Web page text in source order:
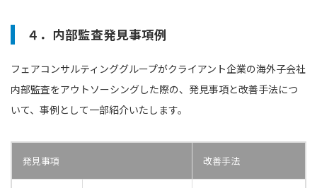
４．内部監査発見事項例
フェアコンサルティンググループがクライアント企業の海外子会社
内部監査をアウトソーシングした際の、発見事項と改善手法につ
いて、事例として一部紹介いたします。
発見事項 改善手法